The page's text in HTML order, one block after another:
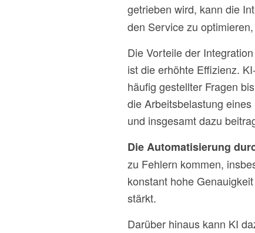
getrieben wird, kann die
den Service zu
Die Vorteile der
ist die erhöhte Effizienz.
häufig gestellter Fragen
die Arbeitsbelastung
und insgesamt dazu
Die Automatisierung
zu Fehlern kommen,
konstant hohe
stärkt.
Darüber hinaus kann KI